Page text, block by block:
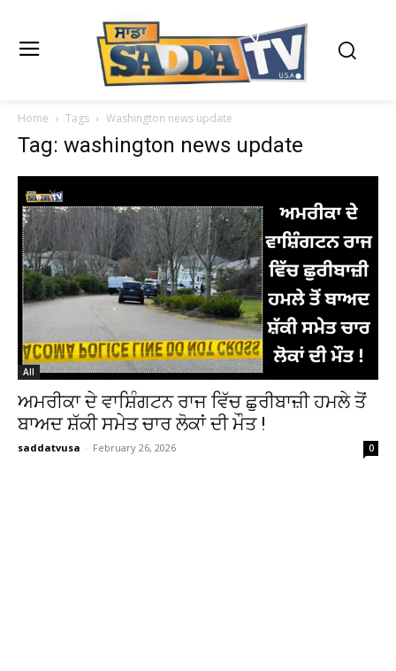
Home Tags Washington news update
Tag: washington news update
All
ਅਮਰੀਕਾ ਦੇ ਵਾਸ਼ਿੰਗਟਨ ਰਾਜ ਵਿੱਚ ਛੁਰੀਬਾਜ਼ੀ ਹਮਲੇ ਤੋਂ
ਬਾਅਦ ਸ਼ੱਕੀ ਸਮੇਤ ਚਾਰ ਲੋਕਾਂ ਦੀ ਮੌਤ !
saddatvusa - February 26, 2026 0